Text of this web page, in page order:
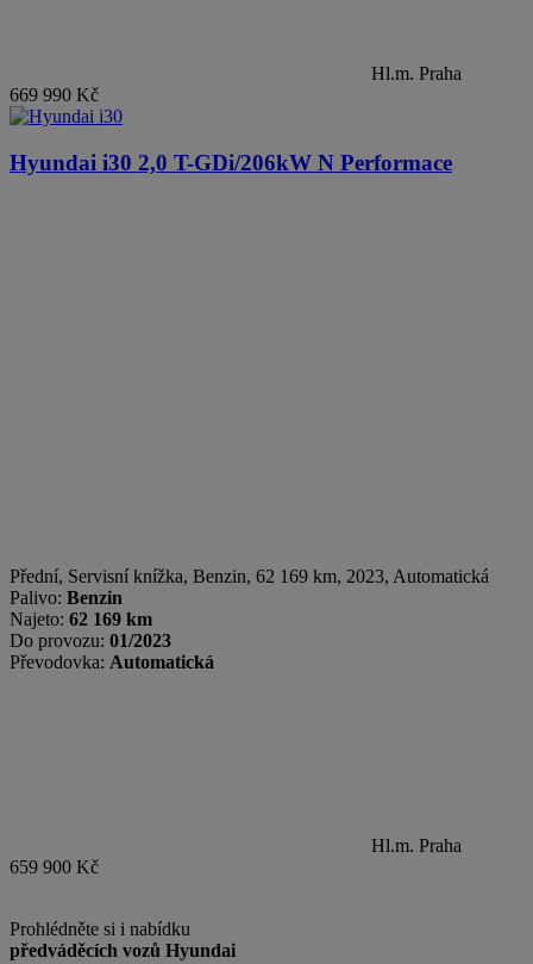
Hl.m. Praha
669 990 Kč
Hyundai i30 2,0 T-GDi/206kW N Performace
Přední, Servisní knížka, Benzin, 62 169 km, 2023, Automatická
Palivo: Benzin
Najeto: 62 169 km
Do provozu: 01/2023
Převodovka: Automatická
Hl.m. Praha
659 900 Kč
Prohlédněte si i nabídku
předváděcích vozů Hyundai